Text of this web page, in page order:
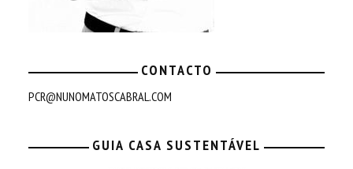
CONTACTO
PCR@NUNOMATOSCABRAL.COM
GUIA CASA SUSTENTÁVEL